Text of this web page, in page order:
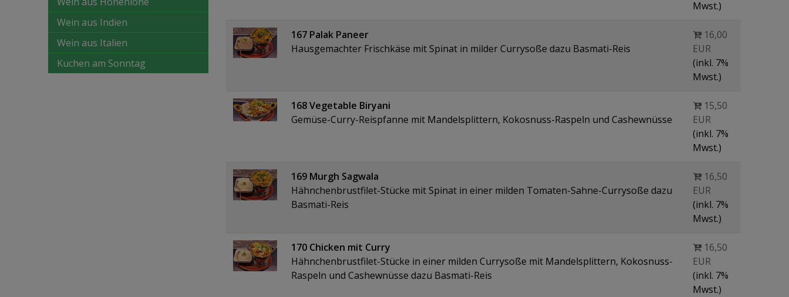
Wein aus Indien
Wein aus Italien
Kuchen am Sonntag
Mwst.)
167 Palak Paneer
Hausgemachter Frischkäse mit Spinat in milder Currysoße dazu Basmati-Reis
16,00
EUR
(inkl. 7%
Mwst.)
168 Vegetable Biryani
Gemüse-Curry-Reispfanne mit Mandelsplittern, Kokosnuss-Raspeln und Cashewnüsse
15,50
EUR
(inkl. 7%
Mwst.)
169 Murgh Sagwala
Hähnchenbrustfilet-Stücke mit Spinat in einer milden Tomaten-Sahne-Currysoße dazu
Basmati-Reis
16,50
EUR
(inkl. 7%
Mwst.)
170 Chicken mit Curry
Hähnchenbrustfilet-Stücke in einer milden Currysoße mit Mandelsplittern, Kokosnuss-
Raspeln und Cashewnüsse dazu Basmati-Reis
16,50
EUR
(inkl. 7%
Mwst.)